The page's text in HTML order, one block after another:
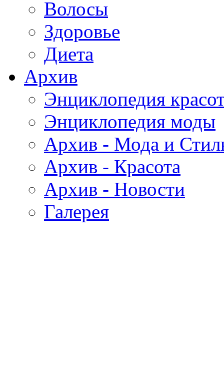
Волосы
Здоровье
Диета
Архив
Энциклопедия
Энциклопедия моды
Архив - Мода и
Архив - Красота
Архив - Новости
Галерея